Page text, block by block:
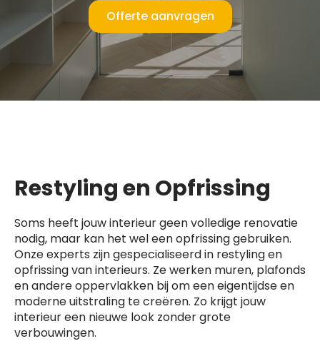
Offerte aanvragen
Restyling en Opfrissing
Soms heeft jouw interieur geen volledige renovatie
nodig, maar kan het wel een opfrissing gebruiken.
Onze experts zijn gespecialiseerd in restyling en
opfrissing van interieurs. Ze werken muren, plafonds
en andere oppervlakken bij om een eigentijdse en
moderne uitstraling te creëren. Zo krijgt jouw
interieur een nieuwe look zonder grote
verbouwingen.